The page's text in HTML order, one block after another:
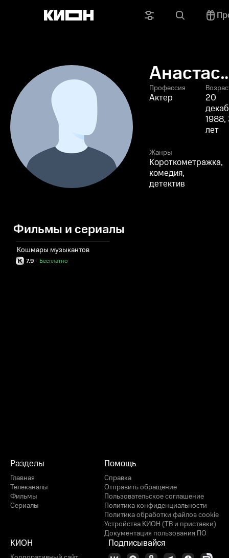
Профессия
Актер
20
1988,
лет
Жанры
Короткометражка,
комедия,
детектив
Фильмы и сериалы
Кошмары музыкантов
7.9 Бесплатно
·
Разделы
Главная
Телеканалы
Фильмы
Сериалы
Помощь
Справка
Отправить обращение
Пользовательское соглашение
Политика конфиденциальности
Политика обработки файлов cookie
Устройства КИОН (ТВ и приставки)
Документация пользования ПО
КИОН Подписывайся